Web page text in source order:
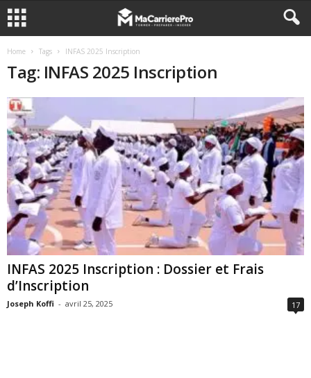
Home Tags INFAS 2025 Inscription
Tag: INFAS 2025 Inscription
INFAS 2025 Inscription : Dossier et Frais
d’Inscription
Joseph Koffi - avril 25, 2025 17